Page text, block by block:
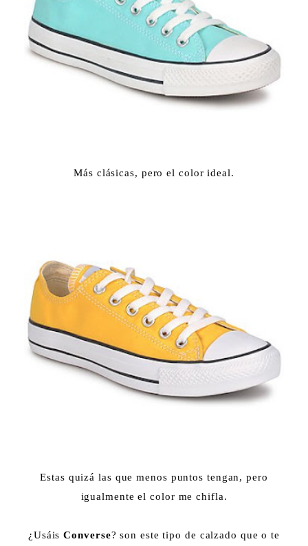
Más clásicas, pero el color ideal.
Estas quizá las que menos puntos tengan, pero
igualmente el color me chifla.
¿UsáisConverse? son este tipo de calzado que o te